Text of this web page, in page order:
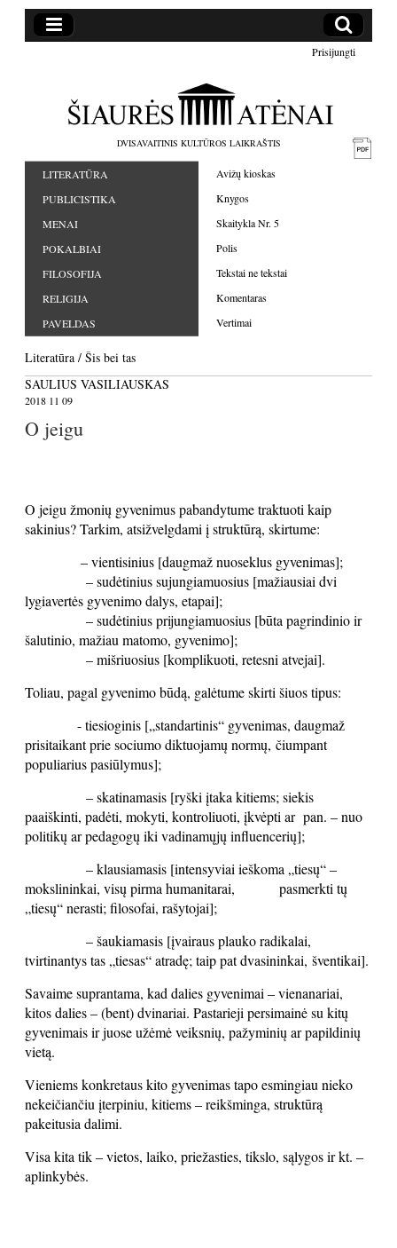
Prisijungti
DVISAVAITINIS KULTŪROS LAIKRAŠTIS
LITERATŪRA
PUBLICISTIKA
MENAI
POKALBIAI
FILOSOFIJA
RELIGIJA
PAVELDAS
Avižų kioskas
Knygos
Skaitykla Nr. 5
Polis
Tekstai ne tekstai
Komentaras
Vertimai
Literatūra / Šis bei tas
SAULIUS VASILIAUSKAS
2018 11 09
O jeigu
O jeigu žmonių gyvenimus pabandytume traktuoti kaip
sakinius? Tarkim, atsižvelgdami į struktūrą, skirtume:
– vientisinius [daugmaž nuoseklus gyvenimas];
– sudėtinius sujungiamuosius [mažiausiai dvi
lygiavertės gyvenimo dalys, etapai];
– sudėtinius prijungiamuosius [būta pagrindinio ir
šalutinio, mažiau matomo, gyvenimo];
– mišriuosius [komplikuoti, retesni atvejai].
Toliau, pagal gyvenimo būdą, galėtume skirti šiuos tipus:
- tiesioginis [„standartinis“ gyvenimas, daugmaž
prisitaikant prie sociumo diktuojamų normų, čiumpant
populiarius pasiūlymus];
– skatinamasis [ryški įtaka kitiems; siekis
paaiškinti, padėti, mokyti, kontroliuoti, įkvėpti ar pan. – nuo
politikų ar pedagogų iki vadinamųjų influencerių];
– klausiamasis [intensyviai ieškoma „tiesų“ –
mokslininkai, visų pirma humanitarai,
pasmerkti tų
„tiesų“ nerasti; filosofai, rašytojai];
– šaukiamasis [įvairaus plauko radikalai,
tvirtinantys tas „tiesas“ atradę; taip pat dvasininkai, šventikai].
Savaime suprantama, kad dalies gyvenimai – vienanariai,
kitos dalies – (bent) dvinariai. Pastarieji persimainė su kitų
gyvenimais ir juose užėmė veiksnių, pažyminių ar papildinių
vietą.
Vieniems konkretaus kito gyvenimas tapo esmingiau nieko
nekeičiančiu įterpiniu, kitiems – reikšminga, struktūrą
pakeitusia dalimi.
Visa kita tik – vietos, laiko, priežasties, tikslo, sąlygos ir kt. –
aplinkybės.